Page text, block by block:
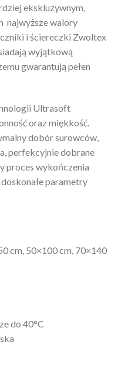
ekskluzywnym,
najwyższe walory
i ściereczki Zwoltex
wyjątkową
gwarantują pełen
Ultrasoft
oraz miękkość.
dobór surowców,
perfekcyjnie dobrane
proces wykończenia
parametry
cm, 50×100 cm, 70×140
do 40°C